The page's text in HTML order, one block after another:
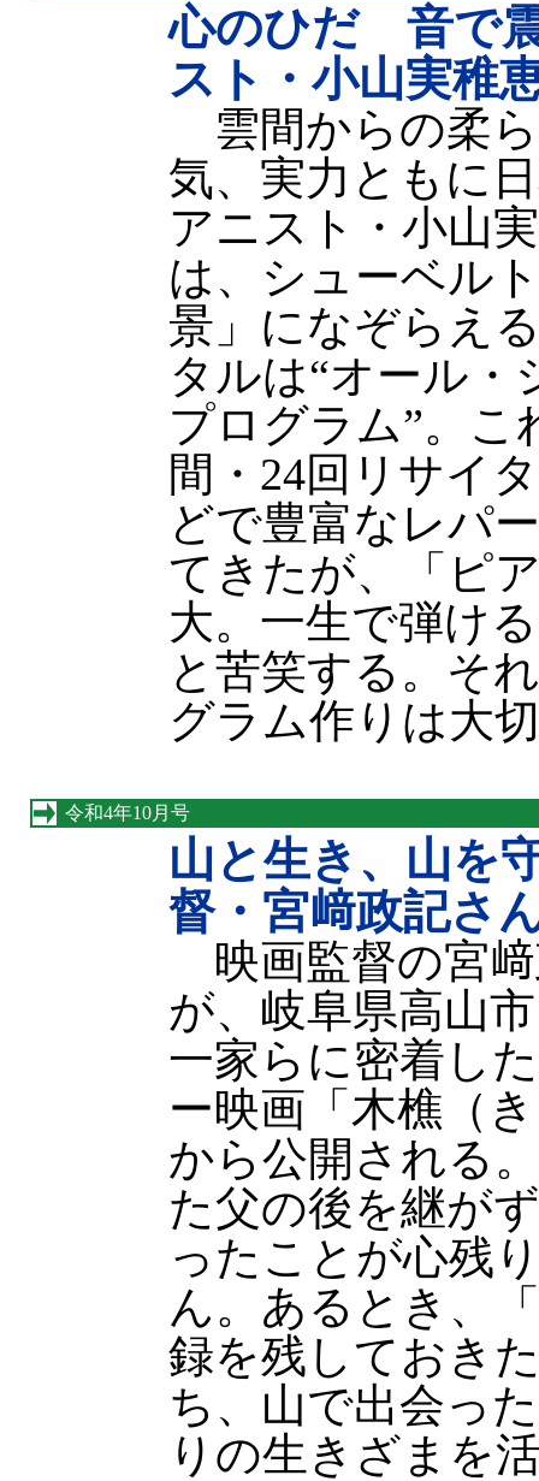
心のひだ 音で
スト・小山実稚
雲間からの柔
気、実力ともに
アニスト・小山
は、シューベル
景」になぞらえ
タルは“オール・
プログラム”。こ
間・24回リサイ
どで豊富なレパ
てきたが、「ピ
大。一生で弾け
と苦笑する。そ
グラム作りは大
令和4年10月号
山と生き、山を
督・宮﨑政記さ
映画監督の宮
が、岐阜県高山
一家らに密着し
ー映画「木樵（
から公開される
た父の後を継が
ったことが心残
ん。あるとき、
録を残しておき
ち、山で出会っ
りの生きざまを